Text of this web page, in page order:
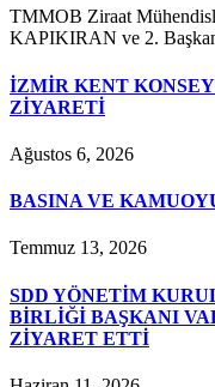
TMMOB Ziraat
KAPIKIRAN ve 2.
İZMİR KENT
ZİYARETİ
Ağustos 6, 2026
BASINA VE
Temmuz 13, 2026
SDD YÖNETİM
BİRLİĞİ BAŞKANI
ZİYARET ETTİ